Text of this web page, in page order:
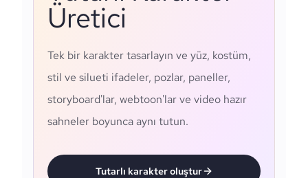
Üretici
Tek bir karakter tasarlayın ve yüz, kostüm,
stil ve silueti ifadeler, pozlar, paneller,
storyboard'lar, webtoon'lar ve video hazır
sahneler boyunca aynı tutun.
Tutarlı karakter oluştur